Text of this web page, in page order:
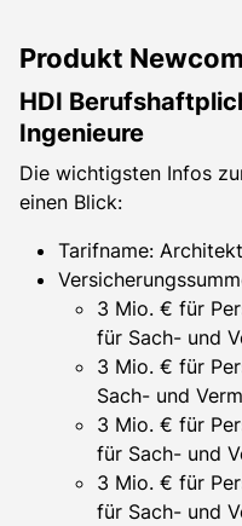
Produkt
HDI
Ingenieure
Die wichtigsten Infos
einen Blick:
Tarifname:
3 Mio. € für
für Sach- und
3 Mio. € für
Sach- und
3 Mio. € für
für Sach- und
3 Mio. € für
für Sach- und